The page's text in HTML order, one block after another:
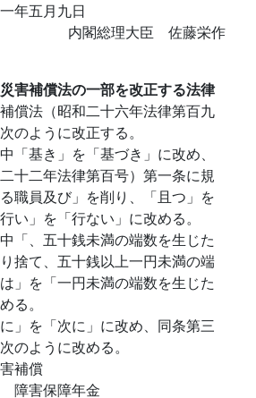
年五月九日
内閣総理大臣 佐藤栄作
害補償法の一部を改正する法律
償法（昭和二十六年法律第百九
のように改正する。
「基き」を「基づき」に改め、
十二年法律第百号）第一条に規
職員及び」を削り、「且つ」を
い」を「行ない」に改める。
「、五十銭未満の端数を生じた
捨て、五十銭以上一円未満の端
」を「一円未満の端数を生じた
る。
」を「次に」に改め、同条第三
のように改める。
補償
障害保障年金